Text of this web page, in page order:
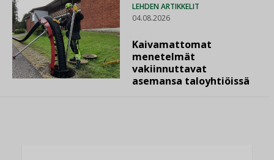
LEHDEN ARTIKKELIT
04.08.2026
Kaivamattomat
menetelmät
vakiinnuttavat
asemansa taloyhtiöissä